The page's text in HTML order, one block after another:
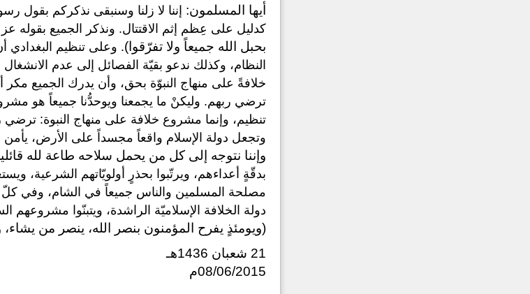
أيها المسلمون: إننا لا زلنا وسنبقى نذكركم بقول
كدليل على عِظم إثم الاقتتال. ونذكر الجميع بقوله
بحبل الله جميعاً ولا تفرّقوا). وعلى تنظيم
النظام، وكذلك ندعو بقيّة الفصائل إلى عدم
خلافةً على منهاج النبوّة بحق، وأن يدرك الجميع
ترضي ربهم. وليكنْ ما يجمعنا ويوحدُّنا جميعاً هو
تنظيم، وإنما مشروع خلافة على منهاج النبوة: ترضي
وتجعل دولة الإسلام واقعاً مجسداً على الأرض، يأمن
وإننا نتوجه إلى كل من يحمل سلاحه طاعة لله
بدقّةٍ أعداءهم، ويرتّبوا بحذرٍ أولويّاتهم الشرعية،
مصلحة المسلمين والناس جميعاً في الشام، وفي كلّ
دولة الخلافة الإسلاميّة الراشدة، ويتبنّوا مشروعهم
(ويومئذٍ يفرح المؤمنون بنصر الله، ينصر من يشاء،
21 شعبان 1436هـ
08/06/2015م